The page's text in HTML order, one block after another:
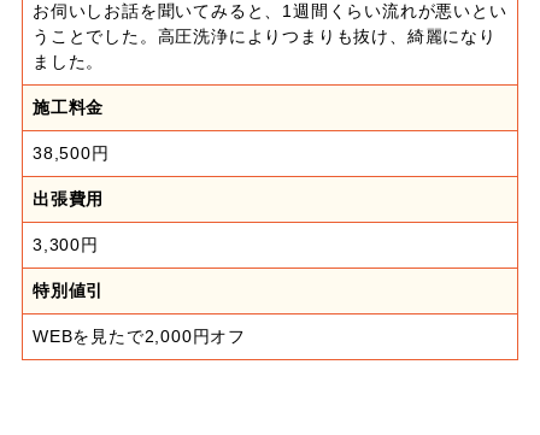
お伺いしお話を聞いてみると、1週間くらい流れが悪いとい
うことでした。高圧洗浄によりつまりも抜け、綺麗になり
ました。
施工料金
38,500円
出張費用
3,300円
特別値引
WEBを見たで2,000円オフ